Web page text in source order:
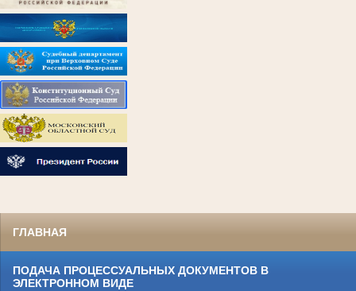
ГЛАВНАЯ
ПОДАЧА ПРОЦЕССУАЛЬНЫХ ДОКУМЕНТОВ В
ЭЛЕКТРОННОМ ВИДЕ